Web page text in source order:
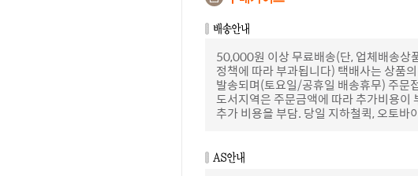
50,000원 이상 무료배송(단, 업체배송상
정책에 따라 부과됩니다) 택배사는 상품
발송되며(토요일/공휴일 배송휴무) 주
도서지역은 주문금액에 따라 추가비용이
추가 비용을 부담. 당일 지하철퀵, 오토